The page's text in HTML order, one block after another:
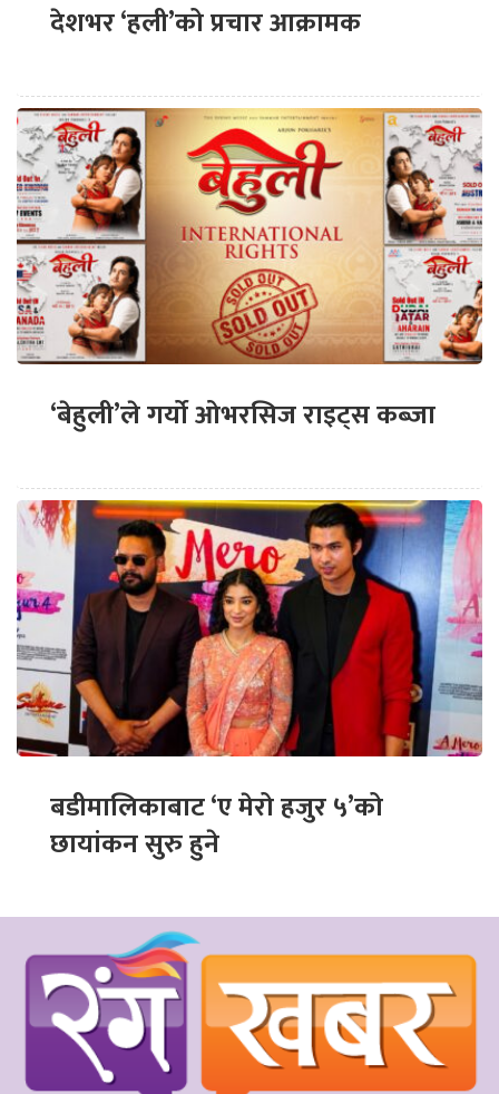
देशभर ‘हली’को प्रचार आक्रामक
‘बेहुली’ले गर्यो ओभरसिज राइट्स कब्जा
बडीमालिकाबाट ‘ए मेरो हजुर ५’को
छायांकन सुरु हुने